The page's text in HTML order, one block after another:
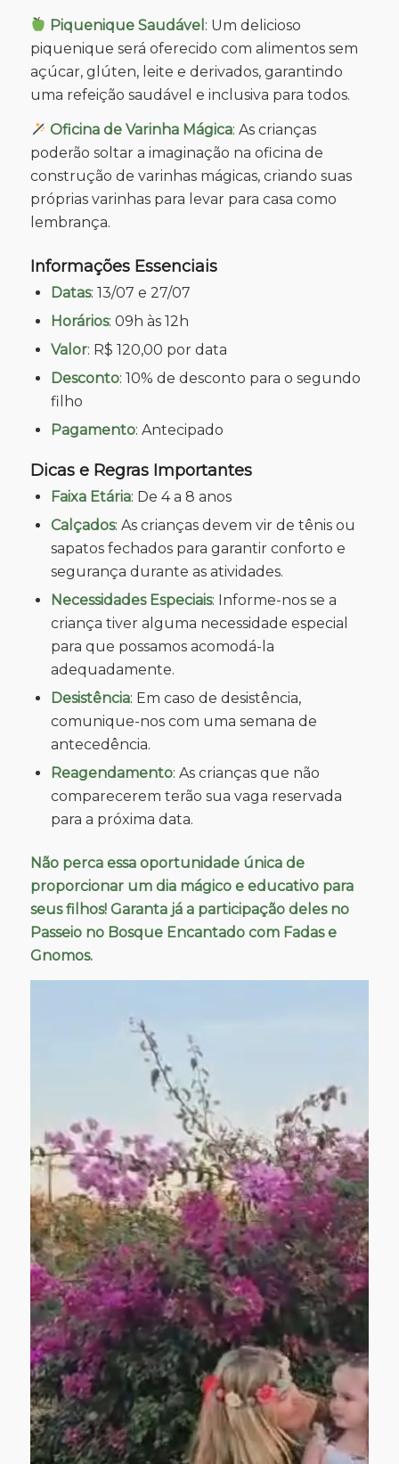
Piquenique Saudável : Um delicioso
piquenique será oferecido com alimentos sem
açúcar, glúten, leite e derivados, garantindo
uma refeição saudável e inclusiva para todos.
Oficina de Varinha Mágica: As crianças
poderão soltar a imaginação na oficina de
construção de varinhas mágicas, criando suas
próprias varinhas para levar para casa como
lembrança.
Informações Essenciais
Datas: 13/07 e 27/07
Horários: 09h às 12h
Valor: R$ 120,00 por data
Desconto: 10% de desconto para o segundo
filho
Pagamento: Antecipado
Dicas e Regras Importantes
Faixa Etária: De 4 a 8 anos
Calçados: As crianças devem vir de tênis ou
sapatos fechados para garantir conforto e
segurança durante as atividades.
Necessidades Especiais: Informe-nos se a
criança tiver alguma necessidade especial
para que possamos acomodá-la
adequadamente.
Desistência: Em caso de desistência,
comunique-nos com uma semana de
antecedência.
Reagendamento: As crianças que não
comparecerem terão sua vaga reservada
para a próxima data.
Não perca essa oportunidade única de
proporcionar um dia mágico e educativo para
seus filhos! Garanta já a participação deles no
Passeio no Bosque Encantado com Fadas e
Gnomos.